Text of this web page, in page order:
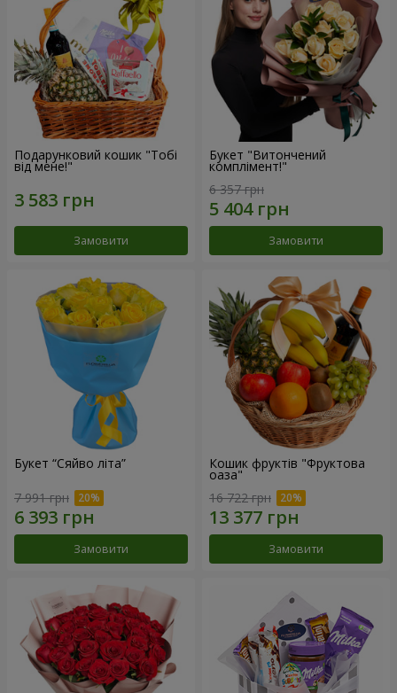
Подарунковий кошик "Тобі
від мене!"
Замовити
Букет "Витончений
комплімент!"
6 357 грн
Замовити
Букет “Сяйво літа”
7 991 грн
Замовити
Кошик фруктів "Фруктова
оаза"
16 722 грн
Замовити